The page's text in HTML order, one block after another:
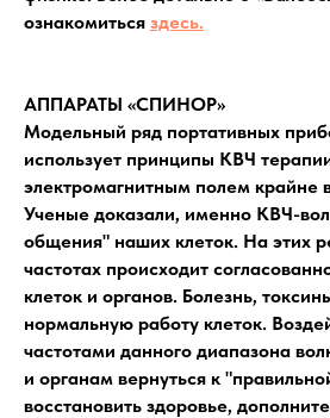
ознакомиться здесь.
АППАРАТЫ «СПИНОР»
Модельный ряд портативных
использует принципы КВЧ
электромагнитным полем крайне
Ученые доказали, именно КВЧ-
общения" наших клеток. На этих
частотах происходит
клеток и органов. Болезнь,
нормальную работу клеток.
частотами данного диапазона
и органам вернуться к
восстановить здоровье,